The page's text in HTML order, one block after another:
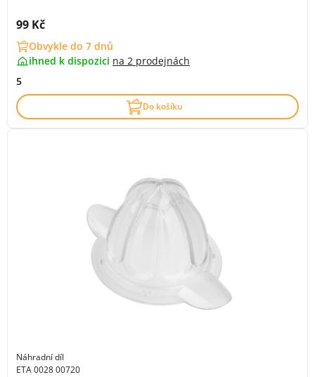
Cena s DPH:
99 Kč
Obvykle do 7 dnů
ihned k dispozici na 2 prodejnách
5
Do košíku
Náhradní díl
ETA 0028 00720